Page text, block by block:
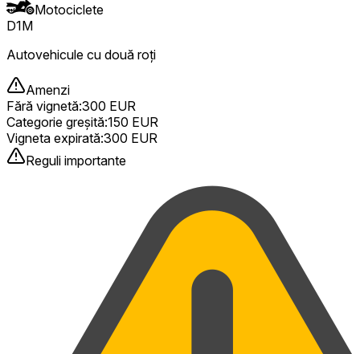
Motociclete
D1M
Autovehicule cu două roți
Amenzi
Fără vignetă:300 EUR
Categorie greșită:150 EUR
Vigneta expirată:300 EUR
Reguli importante